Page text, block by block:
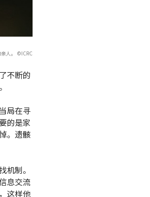
人。 ©ICRC
不断的
局在寻
的是家
。遗骸
制。
息交流
这样他